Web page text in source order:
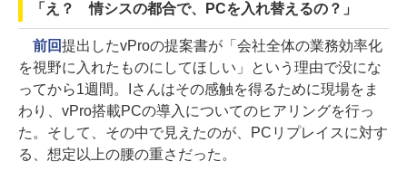
「え？ 情シスの都合で、PCを入れ替えるの？」
前回提出したvProの提案書が「会社全体の業務効率化
を視野に入れたものにしてほしい」という理由で没にな
ってから1週間。Iさんはその感触を得るために現場をま
わり、vPro搭載PCの導入についてのヒアリングを行っ
た。そして、その中で見えたのが、PCリプレイスに対す
る、想定以上の腰の重さだった。